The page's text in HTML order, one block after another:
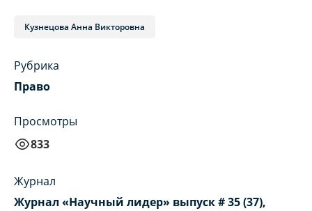
Кузнецова Анна Викторовна
Рубрика
Право
Просмотры
833
Журнал
Журнал «Научный лидер» выпуск # 35 (37),